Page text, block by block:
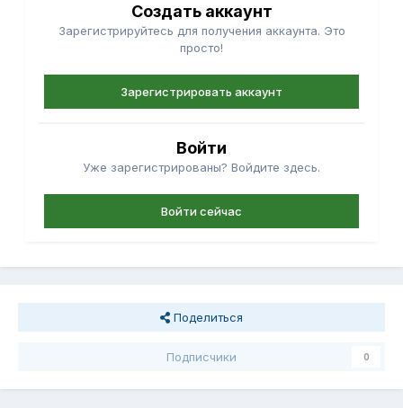
Создать аккаунт
Зарегистрируйтесь для получения аккаунта. Это
просто!
Зарегистрировать аккаунт
Войти
Уже зарегистрированы? Войдите здесь.
Войти сейчас
Поделиться
Подписчики 0